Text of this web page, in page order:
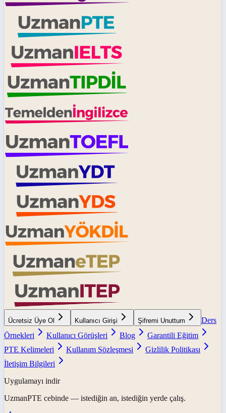
Ücretsiz Üye Ol Kullanıcı Girişi Şifremi Unuttum
Ders
Örnekleri
Kullanıcı Görüşleri Blog
Garantili Eğitim
PTE Kelimeleri
Kullanım Sözleşmesi
Gizlilik Politikası
İletişim Bilgileri
Uygulamayı indir
UzmanPTE cebinde — istediğin an, istediğin yerde çalış.